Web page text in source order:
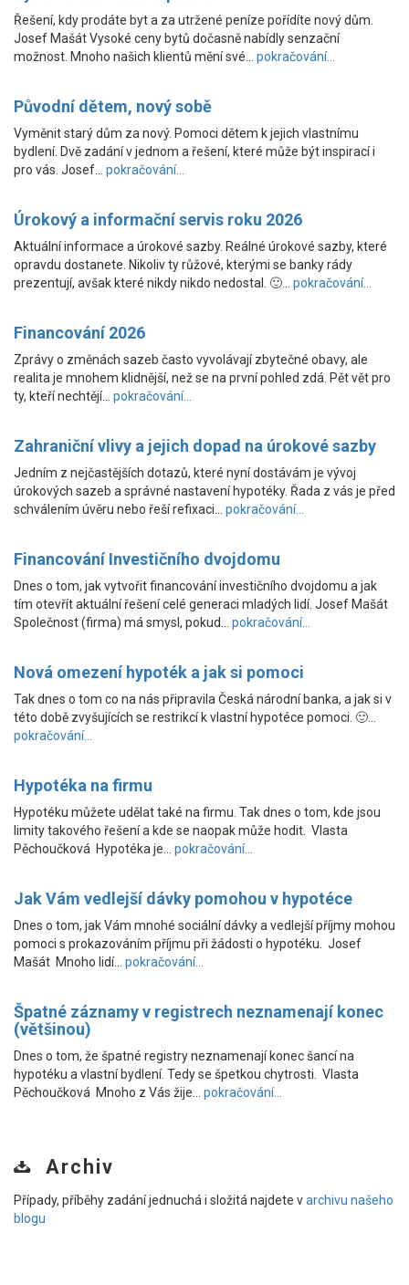
Řešení, kdy prodáte byt a za utržené peníze pořídíte nový dům.
Josef Mašát Vysoké ceny bytů dočasně nabídly senzační
možnost. Mnoho našich klientů mění své… pokračování...
Původní dětem, nový sobě
Vyměnit starý dům za nový. Pomoci dětem k jejich vlastnímu
bydlení. Dvě zadání v jednom a řešení, které může být inspirací i
pro vás. Josef… pokračování...
Úrokový a informační servis roku 2026
Aktuální informace a úrokové sazby. Reálné úrokové sazby, které
opravdu dostanete. Nikoliv ty růžové, kterými se banky rády
prezentují, avšak které nikdy nikdo nedostal. 🙂… pokračování...
Financování 2026
Zprávy o změnách sazeb často vyvolávají zbytečné obavy, ale
realita je mnohem klidnější, než se na první pohled zdá. Pět vět pro
ty, kteří nechtějí… pokračování...
Zahraniční vlivy a jejich dopad na úrokové sazby
Jedním z nejčastějších dotazů, které nyní dostávám je vývoj
úrokových sazeb a správné nastavení hypotéky. Řada z vás je před
schválením úvěru nebo řeší refixaci… pokračování...
Financování Investičního dvojdomu
Dnes o tom, jak vytvořit financování investičního dvojdomu a jak
tím otevřít aktuální řešení celé generaci mladých lidí. Josef Mašát
Společnost (firma) má smysl, pokud… pokračování...
Nová omezení hypoték a jak si pomoci
Tak dnes o tom co na nás připravila Česká národní banka, a jak si v
této době zvyšujících se restrikcí k vlastní hypotéce pomoci. 🙂…
pokračování...
Hypotéka na firmu
Hypotéku můžete udělat také na firmu. Tak dnes o tom, kde jsou
limity takového řešení a kde se naopak může hodit. Vlasta
Pěchoučková Hypotéka je… pokračování...
Jak Vám vedlejší dávky pomohou v hypotéce
Dnes o tom, jak Vám mnohé sociální dávky a vedlejší příjmy mohou
pomoci s prokazováním příjmu při žádosti o hypotéku. Josef
Mašát Mnoho lidí… pokračování...
Špatné záznamy v registrech neznamenají konec
(většinou)
Dnes o tom, že špatné registry neznamenají konec šancí na
hypotéku a vlastní bydlení. Tedy se špetkou chytrosti. Vlasta
Pěchoučková Mnoho z Vás žije… pokračování...
Archiv
Případy, příběhy zadání jednuchá i složitá najdete varchivu našeho
blogu